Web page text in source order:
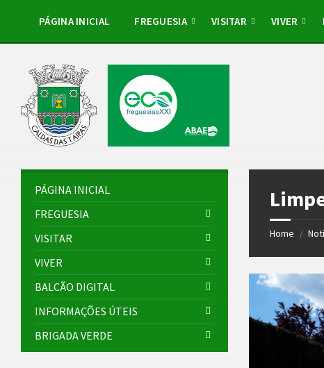
sidebar
sidebar
PÁGINA INICIAL FREGUESIA VISITAR VIVER
Home /
PÁGINA INICIAL
FREGUESIA
VISITAR
VIVER
BALCÃO DIGITAL
INFORMAÇÕES ÚTEIS
BRIGADA VERDE